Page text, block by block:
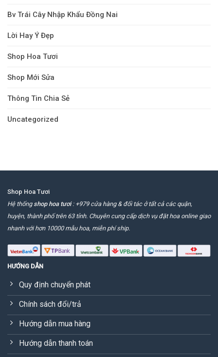
Bv Trái Cây Nhập Khẩu Đồng Nai
Lời Hay Ý Đẹp
Shop Hoa Tươi
Shop Mới Sửa
Thông Tin Chia Sẻ
Uncategorized
Shop Hoa Tươi
Hệ thống shop hoa tươi: +979 cửa hàng & đối tác ở tất cả các quận,
huyện, thành phố trên 63 tỉnh. Chuyên cung cấp dịch vụ đặt hoa online giao
nhanh với hơn 10000 mẫu hoa, miễn phí ship.
HƯỚNG DẪN
Quy định chuyển phát
Chính sách đổi/trả
Hướng dẫn mua hàng
Hướng dẫn thanh toán